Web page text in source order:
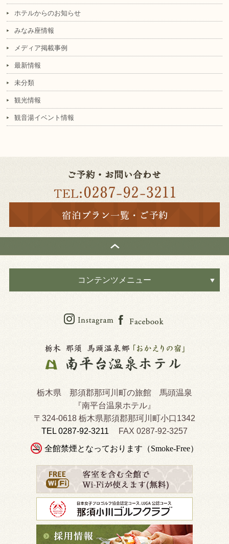
ホテルからのお知らせ
みなみ座情報
メディア掲載事例
最新情報
未分類
観光情報
観音湯イベント情報
コンテンツメニュー
栃木県 那須郡那珂川町の旅館 馬頭温泉
『南平台温泉ホテル』
〒324-0618 栃木県那須郡那珂川町小口1342
TEL 0287-92-3211
FAX 0287-92-3257
全館禁煙となっております（Smoke-Free）